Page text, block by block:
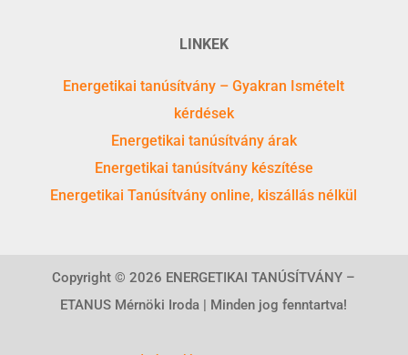
LINKEK
Energetikai tanúsítvány – Gyakran Ismételt
kérdések
Energetikai tanúsítvány árak
Energetikai tanúsítvány készítése
Energetikai Tanúsítvány online, kiszállás nélkül
Copyright © 2026 ENERGETIKAI TANÚSÍTVÁNY –
ETANUS Mérnöki Iroda | Minden jog fenntartva!